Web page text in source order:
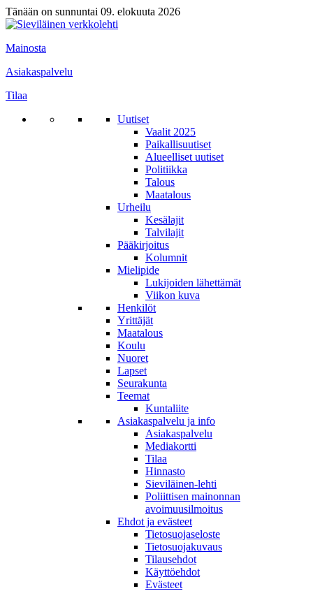
Tänään on sunnuntai 09. elokuuta 2026
Mainosta
Asiakaspalvelu
Tilaa
Uutiset
Vaalit 2025
Paikallisuutiset
Alueelliset uutiset
Politiikka
Talous
Maatalous
Urheilu
Kesälajit
Talvilajit
Pääkirjoitus
Kolumnit
Mielipide
Lukijoiden lähettämät
Viikon kuva
Henkilöt
Yrittäjät
Maatalous
Koulu
Nuoret
Lapset
Seurakunta
Teemat
Kuntaliite
Asiakaspalvelu ja info
Asiakaspalvelu
Mediakortti
Tilaa
Hinnasto
Sieviläinen-lehti
Poliittisen mainonnan
avoimuusilmoitus
Ehdot ja evästeet
Tietosuojaseloste
Tietosuojakuvaus
Tilausehdot
Käyttöehdot
Evästeet